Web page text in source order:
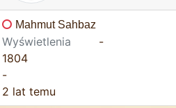
Mahmut Sahbaz
Wyświetlenia
1804
-
2 lat temu
-